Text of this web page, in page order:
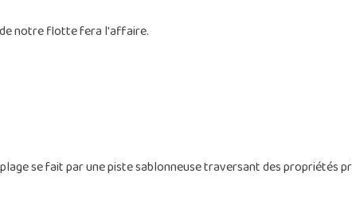
de notre flotte fera l'affaire.
se fait par une piste sablonneuse traversant des propriétés